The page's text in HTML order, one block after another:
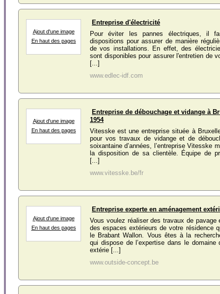
Ajout d'une image
En haut des pages
Entreprise d'électricité
Pour éviter les pannes électriques, il
dispositions pour assurer de manière
de vos installations. En effet, des
sont disponibles pour assurer l'entretien de
[...]
www.edlec-idf.com
Ajout d'une image
En haut des pages
Entreprise de débouchage et vidange à
1954
Vitesske est une entreprise située à
pour vos travaux de vidange et de
soixantaine d’années, l’entreprise Vitesske
la disposition de sa clientèle. Équipe de
[...]
www.vitesske.be/fr
Ajout d'une image
En haut des pages
Entreprise experte en aménagement
Vous voulez réaliser des travaux de pavage
des espaces extérieurs de votre résidence
le Brabant Wallon. Vous êtes à la
qui dispose de l’expertise dans le domaine
extérie [...]
www.outside-concept.be